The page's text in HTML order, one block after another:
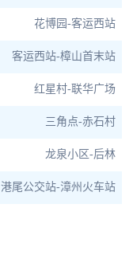
花博园-客运西站
客运西站-樟山首末站
红星村-联华广场
三角点-赤石村
龙泉小区-后林
港尾公交站-漳州火车站